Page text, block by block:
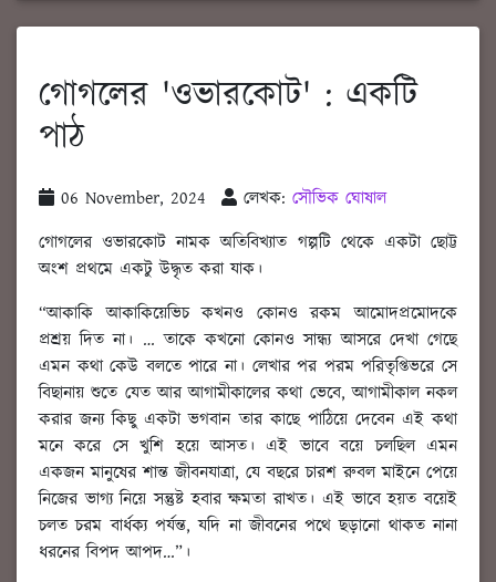
গোগলের 'ওভারকোট' : একটি
পাঠ
06 November, 2024 লেখক: সৌভিক ঘোষাল
গোগলের ওভারকোট নামক অতিবিখ্যাত গল্পটি থেকে একটা ছোট্ট
অংশ প্রথমে একটু উদ্ধৃত করা যাক।
“আকাকি আকাকিয়েভিচ কখনও কোনও রকম আমোদপ্রমোদকে
প্রশ্রয় দিত না। … তাকে কখনো কোনও সান্ধ্য আসরে দেখা গেছে
এমন কথা কেউ বলতে পারে না। লেখার পর পরম পরিতৃপ্তিভরে সে
বিছানায় শুতে যেত আর আগামীকালের কথা ভেবে, আগামীকাল নকল
করার জন্য কিছু একটা ভগবান তার কাছে পাঠিয়ে দেবেন এই কথা
মনে করে সে খুশি হয়ে আসত। এই ভাবে বয়ে চলছিল এমন
একজন মানুষের শান্ত জীবনযাত্রা, যে বছরে চারশ রুবল মাইনে পেয়ে
নিজের ভাগ্য নিয়ে সন্তুষ্ট হবার ক্ষমতা রাখত। এই ভাবে হয়ত বয়েই
চলত চরম বার্ধক্য পর্যন্ত, যদি না জীবনের পথে ছড়ানো থাকত নানা
ধরনের বিপদ আপদ…”।